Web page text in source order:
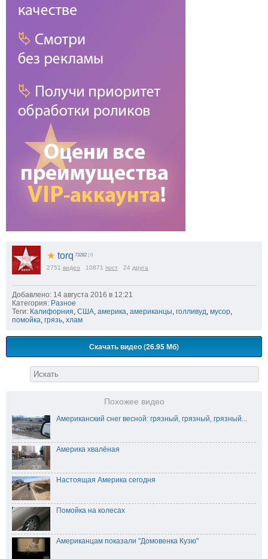
★ torq 73282 | 0
2751 видео 10871 пост 24 друга
Добавлено: 14 августа 2016 в 12:21
Категория: Разное
Теги: Калифорния, США, америка, американцы, голливуд, мусор,
помойка, грязь, хлам
Скачать видео (26.95 Мб)
Похожее видео
Американский снег весной: грязный, грязный, грязный...
Америка хвалёная
Настоящая Америка сегодня
Помойка на колесах
Американцам показали "Домовенка Кузю"